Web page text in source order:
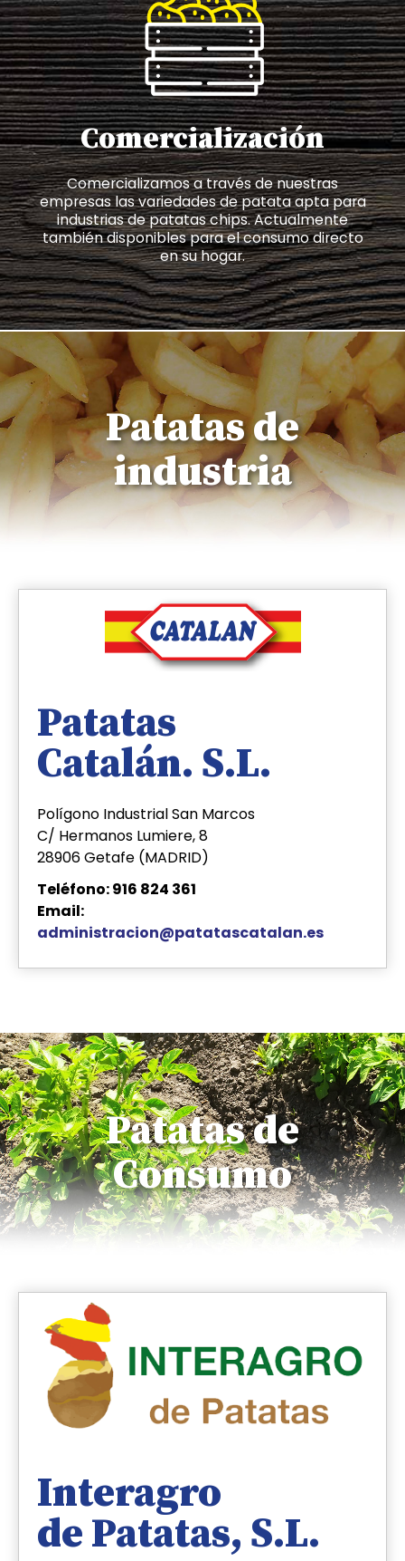
Comercialización
Comercializamos a través de nuestras
empresas las variedades de patata apta para
industrias de patatas chips. Actualmente
también disponibles para el consumo directo
en su hogar.
Patatas de
industria
Patatas
Catalán. S.L.
Polígono Industrial San Marcos
C/ Hermanos Lumiere, 8
28906 Getafe (MADRID)
Teléfono: 916 824 361
Email:
administracion@patatascatalan.es
Patatas de
Consumo
Interagro
de Patatas, S.L.